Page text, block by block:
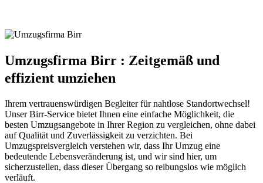
Umzugsfirma Birr : Zeitgemäß und
effizient umziehen
Ihrem vertrauenswürdigen Begleiter für nahtlose Standortwechsel!
Unser Birr-Service bietet Ihnen eine einfache Möglichkeit, die
besten Umzugsangebote in Ihrer Region zu vergleichen, ohne dabei
auf Qualität und Zuverlässigkeit zu verzichten. Bei
Umzugspreisvergleich verstehen wir, dass Ihr Umzug eine
bedeutende Lebensveränderung ist, und wir sind hier, um
sicherzustellen, dass dieser Übergang so reibungslos wie möglich
verläuft.